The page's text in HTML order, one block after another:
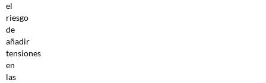
el
riesgo
de
añadir
tensiones
en
las